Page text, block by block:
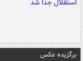
برگزیده عکس